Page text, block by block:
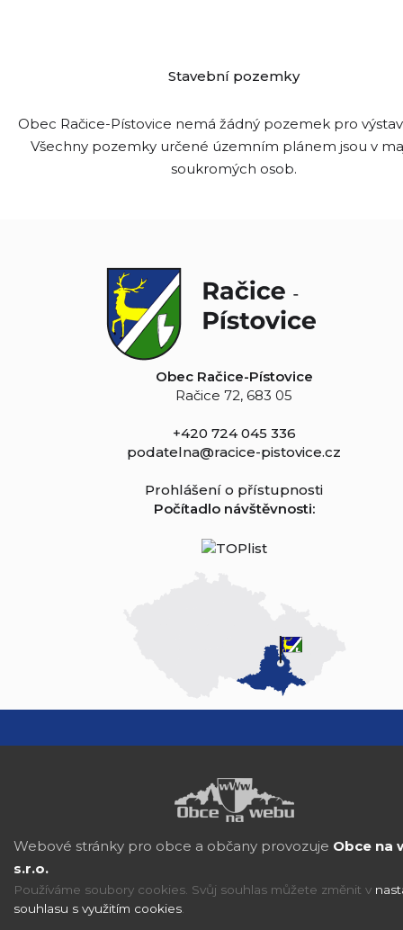
Stavební pozemky
Obec Račice-Pístovice nemá žádný pozemek pro
Všechny pozemky určené územním plánem jsou v
soukromých osob.
Obec Račice-Pístovice
Račice 72, 683 05
+420 724 045 336
podatelna@racice-pistovice.cz
Prohlášení o přístupnosti
Počítadlo návštěvnosti:
Webové stránky pro obce a občany provozuje Obce na
s.r.o.
Používáme soubory cookies. Svůj souhlas můžete změnit v
souhlasu s využitím cookies